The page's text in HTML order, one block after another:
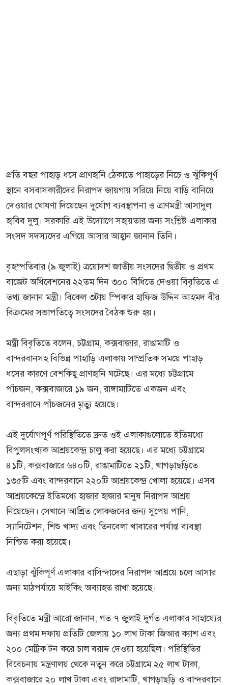
প্রতি বছর পাহাড় ধসে প্রাণহানি ঠেকাতে পাহাড়ের নিচে ও ঝুঁকিপূর্ণ
স্থানে বসবাসকারীদের নিরাপদ জায়গায় সরিয়ে নিয়ে বাড়ি বানিয়ে
দেওয়ার ঘোষণা দিয়েছেন দুর্যোগ ব্যবস্থাপনা ও ত্রাণমন্ত্রী আসাদুল
হাবিব দুলু। সরকারি এই উদ্যোগে সহায়তার জন্য সংশ্লিষ্ট এলাকার
সংসদ সদস্যদের এগিয়ে আসার আহ্বান জানান তিনি।
বৃহস্পতিবার (৯ জুলাই) ত্রয়োদশ জাতীয় সংসদের দ্বিতীয় ও প্রথম
বাজেট অধিবেশনের ২২তম দিন ৩০০ বিধিতে দেওয়া বিবৃতিতে এ
তথ্য জানান মন্ত্রী। বিকেল ৩টায় স্পিকার হাফিজ উদ্দিন আহমদ বীর
বিক্রমের সভাপতিত্বে সংসদের বৈঠক শুরু হয়।
মন্ত্রী বিবৃতিতে বলেন, চট্টগ্রাম, কক্সবাজার, রাঙামাটি ও
বান্দরবানসহ বিভিন্ন পাহাড়ি এলাকায় সাম্প্রতিক সময়ে পাহাড়
ধসের কারণে বেশকিছু প্রাণহানি ঘটেছে। এর মধ্যে চট্টগ্রামে
পাঁচজন, কক্সবাজারে ১৯ জন, রাঙ্গামাটিতে একজন এবং
বান্দরবানে পাঁচজনের মৃত্যু হয়েছে।
এই দুর্যোগপূর্ণ পরিস্থিতিতে দ্রুত ওই এলাকাগুলোতে ইতিমধ্যে
বিপুলসংখ্যক আশ্রয়কেন্দ্র চালু করা হয়েছে। এর মধ্যে চট্টগ্রামে
৪১টি, কক্সবাজারে ৬৪০টি, রাঙামাটিতে ২১টি, খাগড়াছড়িতে
১৩৫টি এবং বান্দরবানে ২২০টি আশ্রয়কেন্দ্র খোলা হয়েছে। এসব
আশ্রয়কেন্দ্রে ইতিমধ্যে হাজার হাজার মানুষ নিরাপদ আশ্রয়
নিয়েছেন। সেখানে আশ্রিত লোকজনের জন্য সুপেয় পানি,
স্যানিটেশন, শিশু খাদ্য এবং তিনবেলা খাবারের পর্যাপ্ত ব্যবস্থা
নিশ্চিত করা হয়েছে।
এছাড়া ঝুঁকিপূর্ণ এলাকার বাসিন্দাদের নিরাপদ আশ্রয়ে চলে আসার
জন্য মাঠপর্যায়ে মাইকিং অব্যাহত রাখা হয়েছে।
বিবৃতিতে মন্ত্রী আরো জানান, গত ৭ জুলাই দুর্গত এলাকার সাহায্যের
জন্য প্রথম দফায় প্রতিটি জেলায় ১০ লাখ টাকা জিআর ক্যাশ এবং
২০০ মেট্রিক টন করে চাল বরাদ্দ দেওয়া হয়েছিল। পরিস্থিতির
বিবেচনায় মন্ত্রণালয় থেকে নতুন করে চট্টগ্রামে ২৫ লাখ টাকা,
কক্সবাজারে ২০ লাখ টাকা এবং রাঙ্গামাটি, খাগড়াছড়ি ও বান্দরবানে